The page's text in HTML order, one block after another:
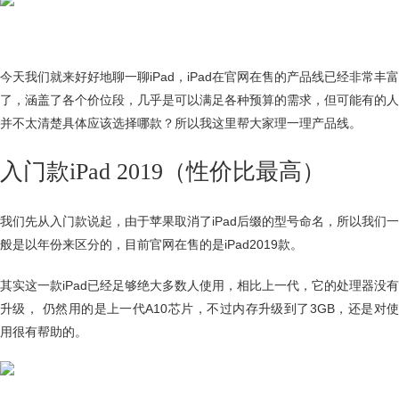
今天我们就来好好地聊一聊iPad，iPad在官网在售的产品线已经非常丰富
了，涵盖了各个价位段，几乎是可以满足各种预算的需求，但可能有的人
并不太清楚具体应该选择哪款？所以我这里帮大家理一理产品线。
入门款iPad 2019（性价比最高）
我们先从入门款说起，由于苹果取消了iPad后缀的型号命名，所以我们一
般是以年份来区分的，目前官网在售的是iPad2019款。
其实这一款iPad已经足够绝大多数人使用，相比上一代，它的处理器没有
升级， 仍然用的是上一代A10芯片，不过内存升级到了3GB，还是对使
用很有帮助的。